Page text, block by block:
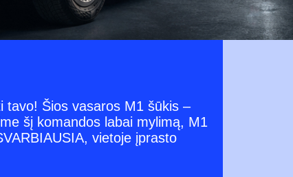
tavo! Šios vasaros M1 šūkis –
šį komandos labai mylimą, M1
vietoje įprasto